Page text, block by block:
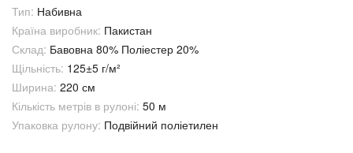
Тип: Набивна
Країна виробник: Пакистан
Склад: Бавовна 80% Поліестер 20%
Щільність: 125±5 г/м²
Ширина: 220 см
Кількість метрів в рулоні: 50 м
Упаковка рулону: Подвійний поліетилен